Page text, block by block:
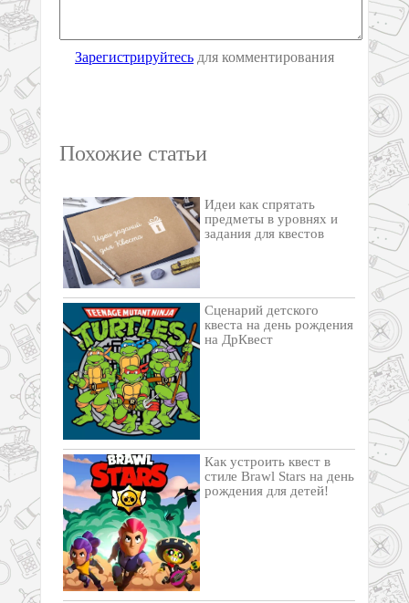
Зарегистрируйтесь для комментирования
Похожие статьи
Идеи как спрятать
предметы в уровнях и
задания для квестов
Сценарий детского
квеста на день рождения
на ДрКвест
Как устроить квест в
стиле Brawl Stars на день
рождения для детей!